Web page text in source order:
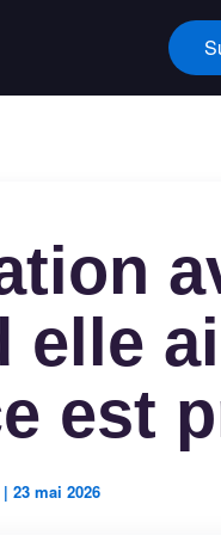
elle
est
| 23 mai 2026